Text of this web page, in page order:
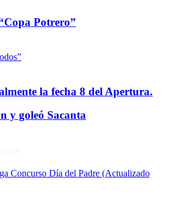
Potrero”
la fecha 8 del Apertura.
y goleó Sacanta